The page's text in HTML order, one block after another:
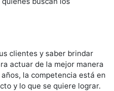
clientes y saber brindar
actuar de la mejor manera
la competencia está en
y lo que se quiere lograr.